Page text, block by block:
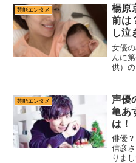
イケ
いた
芸能エンタメ
楊原
前は
し泣
女優
んに
供）
京子
まと
芸能エンタメ
声優
亀あ
は！
俳優
信彦
りま